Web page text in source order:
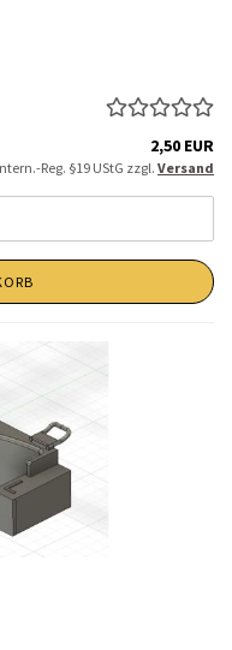
2,50 EUR
Reg. §19 UStG zzgl. Versand